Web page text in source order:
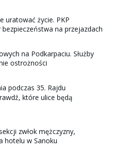
uratować życie. PKP
na przejazdach
na Podkarpaciu. Służby
ostrożności
podczas 35. Rajdu
które ulice będą
zwłok mężczyzny,
hotelu w Sanoku